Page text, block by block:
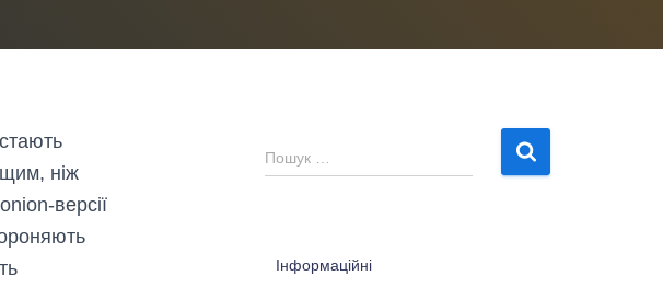
ніж
версії
П
о
Пошук …
Інформаційні